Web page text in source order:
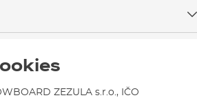
ZEZULA s.r.o., IČO